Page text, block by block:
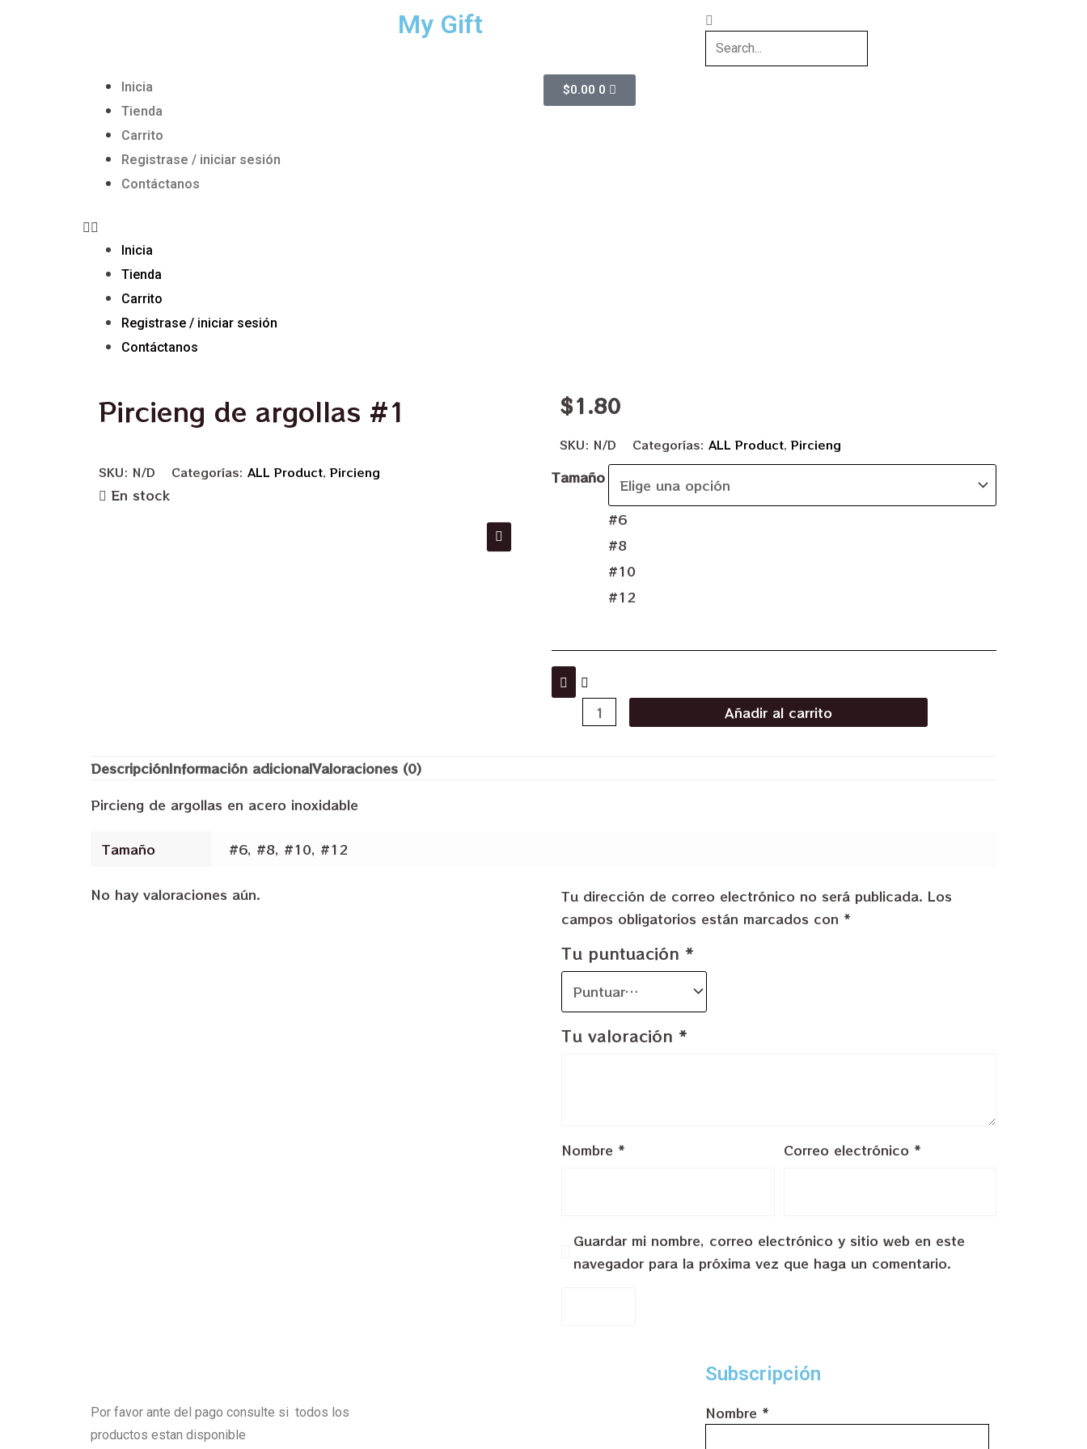
My Gift
Inicia
Tienda
Carrito
Registrase / iniciar sesión
Contáctanos
Inicia
Tienda
Carrito
Registrase / iniciar sesión
Contáctanos
$0.00 0
Pircieng de argollas #1
SKU: N/D Categorías: ALL Product, Pircieng
En stock
$1.80
SKU: N/D Categorías: ALL Product, Pircieng
Tamaño
#6
#8
#10
#12
Añadir al carrito
DescripciónInformación adicionalValoraciones (0)
Pircieng de argollas en acero inoxidable
Tamaño #6, #8, #10, #12
No hay valoraciones aún. Tu dirección de correo electrónico no será publicada. Los
campos obligatorios están marcados con *
Tu puntuación *
Tu valoración *
Nombre * Correo electrónico *
Guardar mi nombre, correo electrónico y sitio web en este
navegador para la próxima vez que haga un comentario.
Por favor ante del pago consulte si todos los
productos estan disponible
Subscripción
Nombre *